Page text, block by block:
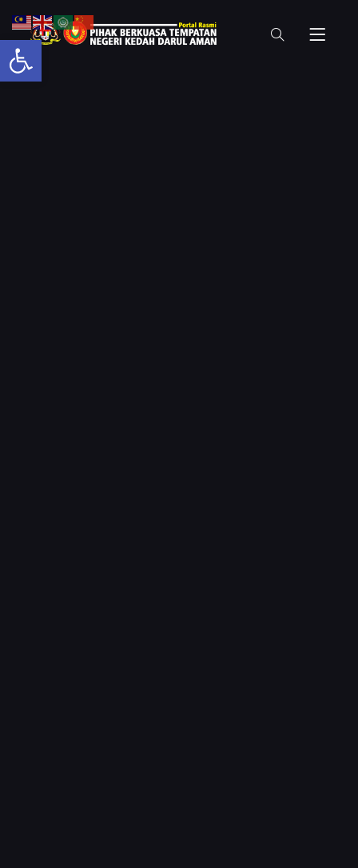
Open toolbar